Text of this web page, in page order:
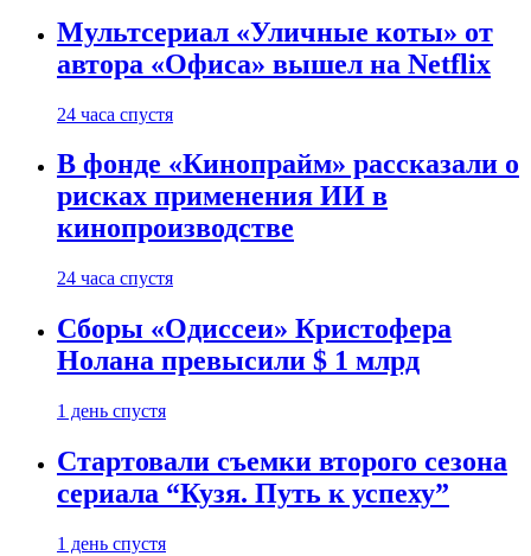
Мультсериал «Уличные коты» от
автора «Офиса» вышел на Netflix
24 часа спустя
В фонде «Кинопрайм» рассказали о
рисках применения ИИ в
кинопроизводстве
24 часа спустя
Сборы «Одиссеи» Кристофера
Нолана превысили $ 1 млрд
1 день спустя
Стартовали съемки второго сезона
сериала “Кузя. Путь к успеху”
1 день спустя